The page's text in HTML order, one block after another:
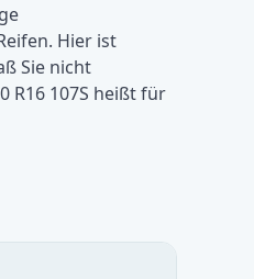
Hier ist
Sie nicht
R16 107S heißt für